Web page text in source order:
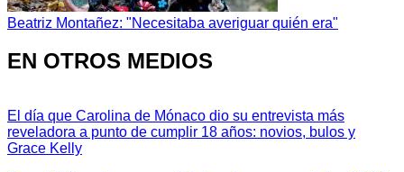
Beatriz Montañez: "Necesitaba averiguar quién era"
EN OTROS MEDIOS
El día que Carolina de Mónaco dio su entrevista más
reveladora a punto de cumplir 18 años: novios, bulos y
Grace Kelly